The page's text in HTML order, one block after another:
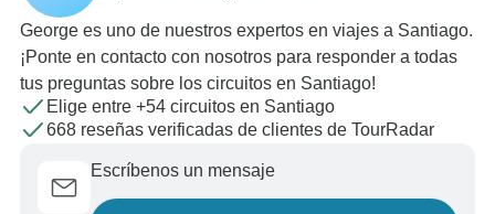
George es uno de nuestros expertos en viajes a Santiago.
¡Ponte en contacto con nosotros para responder a todas
tus preguntas sobre los circuitos en Santiago!
Elige entre +54 circuitos en Santiago
668 reseñas verificadas de clientes de TourRadar
Escríbenos un mensaje